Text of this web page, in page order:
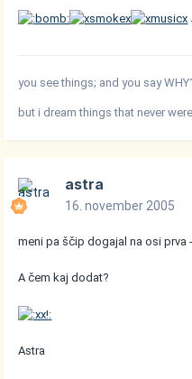
you see things; and you say
but i dream things that never
astra
16. november 2005
meni pa ščip dogajal na osi prva
A čem kaj dodat?
Astra